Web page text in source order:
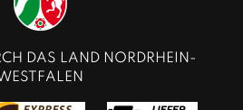
DAS LAND NORDRHEIN-